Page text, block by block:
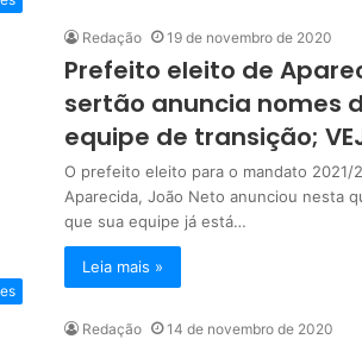
Redação 19 de novembro de 2020
Prefeito eleito de
sertão anuncia nomes
equipe de transição;
O prefeito eleito para o mandato 2021/
Aparecida, João Neto anunciou nesta
que sua equipe já está…
Leia mais »
Redação 14 de novembro de 2020